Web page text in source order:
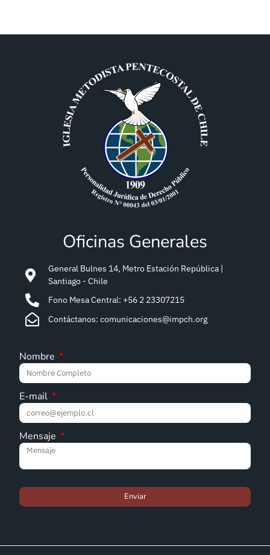
Oficinas Generales
General Bulnes 14, Metro Estación República |
Santiago - Chile
Fono Mesa Central: +56 2 23307215
Contáctanos: comunicaciones@impch.org
Nombre
E-mail
Mensaje
Enviar